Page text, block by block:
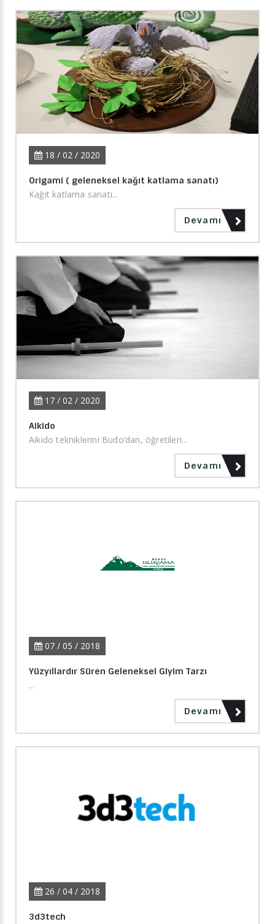
18 / 02 / 2020
Origami ( geleneksel kağıt katlama sanatı)
Kağıt katlama sanatı...
Devamı
17 / 02 / 2020
Aikido
Aikido tekniklerini Budo’dan, öğretileri...
Devamı
07 / 05 / 2018
Yüzyıllardır Süren Geleneksel Giyim Tarzı
...
Devamı
26 / 04 / 2018
3d3tech